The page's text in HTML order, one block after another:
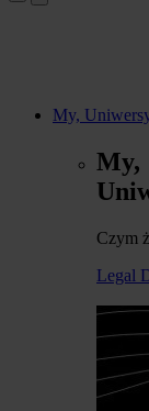
My,
My,
Czym
Legal